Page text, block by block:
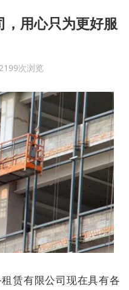
，用心只为更好服
次浏览
赁有限公司现在具有各